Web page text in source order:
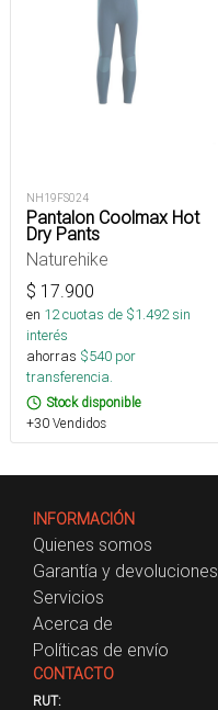
NH19FS024
Pantalon Coolmax Hot
Dry Pants
Naturehike
$ 17.900
en 12cuotas de $1.492sin
interés
ahorras $540 por
transferencia.
Stock disponible
+30 Vendidos
INFORMACIÓN
Quienes somos
Garantía y devoluciones
Servicios
Acerca de
Políticas de envío
CONTACTO
RUT: